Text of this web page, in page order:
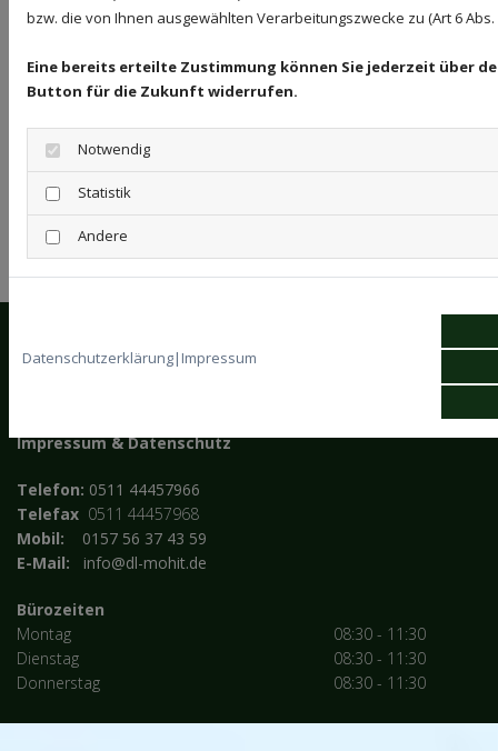
Bildquellen
#202954202 © Jana Schönknecht | stock.adobe.com
#217135316 © LIGHTFIELD STUDIOS | stock.adobe.com
#221826522 © felix | stock.adobe.com
Webseitenerstellung: Schlütersche Verlagsgesellschaft
mbH & Co. KG
Dienstleistungen Mohit
Impressum&Datenschutz
Telefon: 0511 44457966
Telefax 0511 44457968
Mobil:
0157 56 37 43 59
E-Mail: info@dl-mohit.de
Bürozeiten
Montag
08:30 - 11:30
Dienstag
08:30 - 11:30
Donnerstag
08:30 - 11:30
bzw. die von Ihnen ausgewählten Verarbeitungszwecke zu (Art 6 Abs.
Eine bereits erteilte Zustimmung können Sie jederzeit über
Button für die Zukunft widerrufen.
Notwendig
Statistik
Andere
Datenschutzerklärung| Impressum